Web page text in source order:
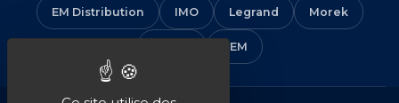
EM Distribution IMO Legrand Morek
VEM